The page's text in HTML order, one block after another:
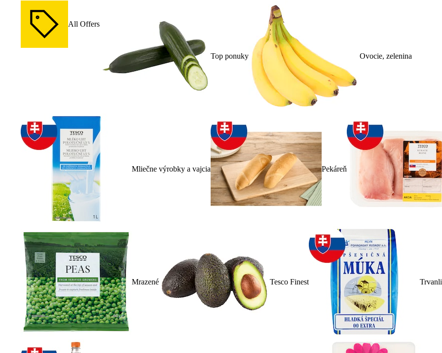
All Offers
Top ponuky Ovocie, zelenina
Mliečne výrobky a vajcia Pekáreň
Mrazené Tesco Finest